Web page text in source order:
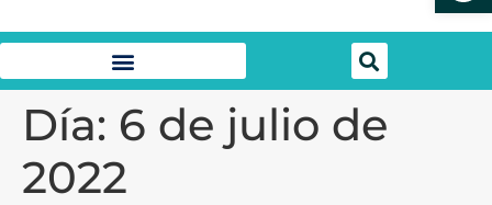
Día: 6 de julio de
2022